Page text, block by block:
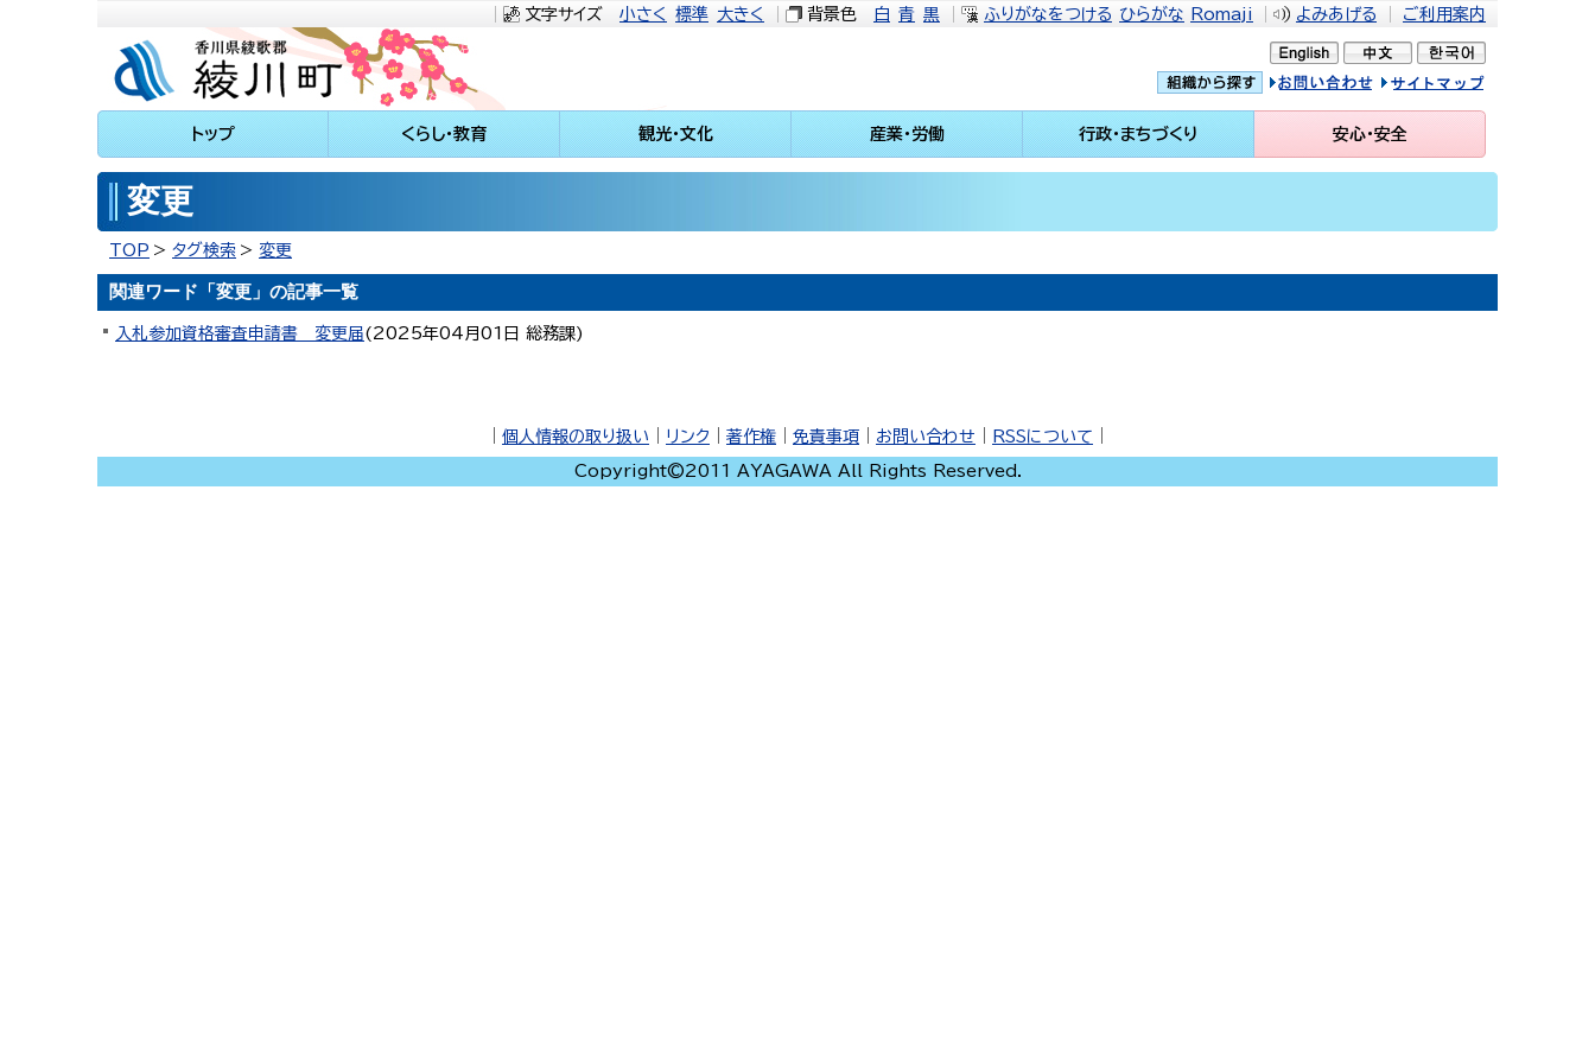
文字サイズ 小さく 標準 大きく 背景色 白 青 黒 ふりがなをつける ひらがな Romaji よみあげる ご利用案内
川町
問い合せ イトマップ
トップ くらし・教育 観光・文化 産業・労働 行政・まちづくり 安心・安全
変更
TOP タグ検索 変更
関連ワード「変更」の記事一覧
入札参加資格審査申請書 変更届( 2025年04月01日 総務課)
個人情報の取り扱い リンク 著作権 免責事項 お問い合わせ RSSについて
Copyright©2011 AYAGAWA All Rights Reserved.